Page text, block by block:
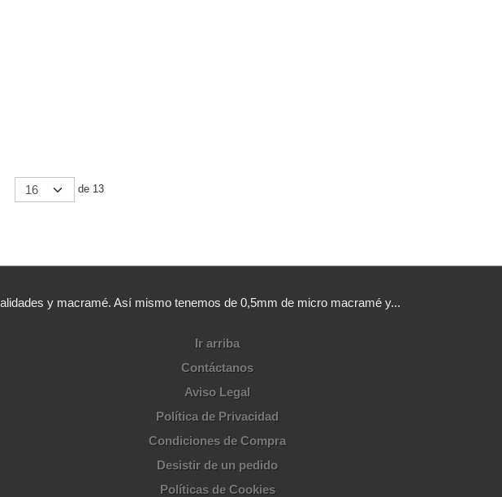
de 13
y macramé. Así mismo tenemos de 0,5mm de micro macramé y...
Ir arriba
Contáctanos
Aviso Legal
Política de Privacidad
Condiciones de Compra
Desistir de un pedido
Políticas de Cookies